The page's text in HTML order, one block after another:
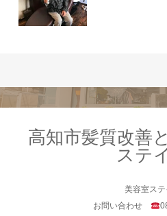
高知市髪質改善
ステ
美容室ステ
お問い合わせ